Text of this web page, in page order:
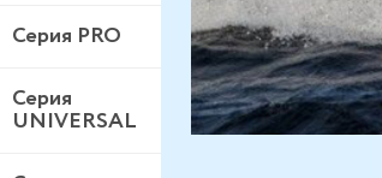
Серия PRO
Серия
UNIVERSAL